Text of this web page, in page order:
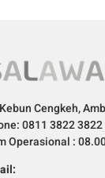
Cengkeh,
0811 3822 3822
Operasional :